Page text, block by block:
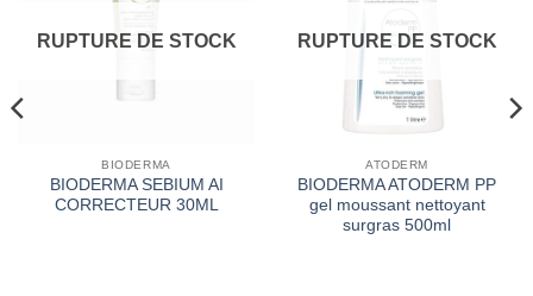
RUPTURE DE STOCK
BIODERMA
BIODERMA SEBIUM AI
CORRECTEUR 30ML
RUPTURE DE STOCK
ATODERM
BIODERMA ATODERM PP
gel moussant nettoyant
surgras 500ml